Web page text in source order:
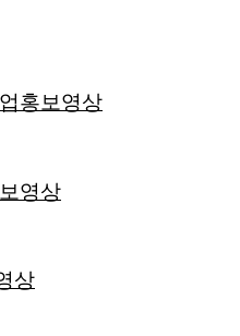
홍보영상
영상
상